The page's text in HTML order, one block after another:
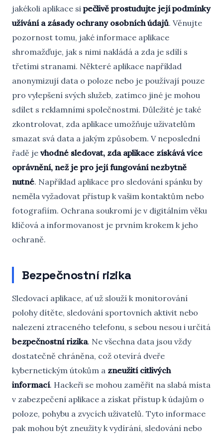
jakékoli aplikace si pečlivě prostudujte její podmínky
užívání a zásady ochrany osobních údajů. Věnujte
pozornost tomu, jaké informace aplikace
shromažďuje, jak s nimi nakládá a zda je sdílí s
třetími stranami. Některé aplikace například
anonymizují data o poloze nebo je používají pouze
pro vylepšení svých služeb, zatímco jiné je mohou
sdílet s reklamními společnostmi. Důležité je také
zkontrolovat, zda aplikace umožňuje uživatelům
smazat svá data a jakým způsobem. V neposlední
řadě je vhodné sledovat, zda aplikace získává více
oprávnění, než je pro její fungování nezbytně
nutné. Například aplikace pro sledování spánku by
neměla vyžadovat přístup k vašim kontaktům nebo
fotografiím. Ochrana soukromí je v digitálním věku
klíčová a informovanost je prvním krokem k jeho
ochraně.
Bezpečnostní rizika
Sledovací aplikace, ať už slouží k monitorování
polohy dítěte, sledování sportovních aktivit nebo
nalezení ztraceného telefonu, s sebou nesou i určitá
bezpečnostní rizika. Ne všechna data jsou vždy
dostatečně chráněna, což otevírá dveře
kybernetickým útokům a zneužití citlivých
informací. Hackeři se mohou zaměřit na slabá místa
v zabezpečení aplikace a získat přístup k údajům o
poloze, pohybu a zvycích uživatelů. Tyto informace
pak mohou být zneužity k vydírání, sledování nebo